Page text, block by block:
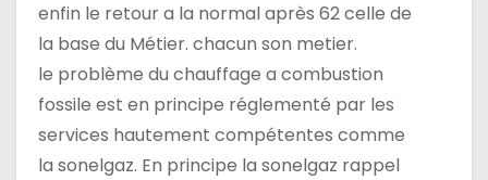
enfin le retour a la normal après 62 celle de
la base du Métier. chacun son metier.
le problème du chauffage a combustion
fossile est en principe réglementé par les
services hautement compétentes comme
la sonelgaz. En principe la sonelgaz rappel